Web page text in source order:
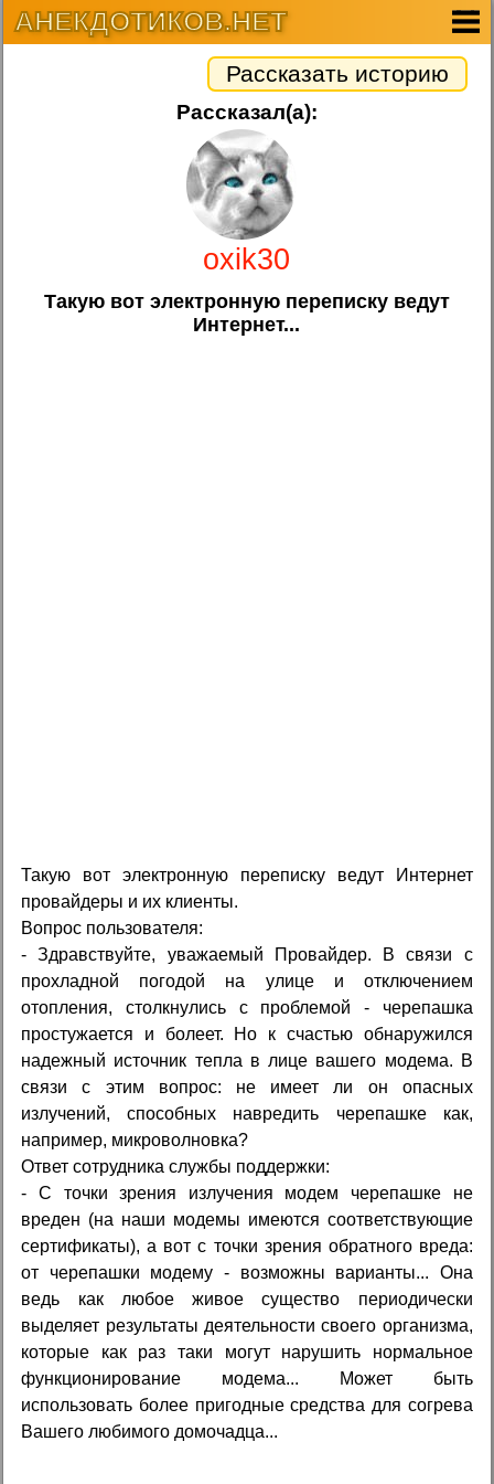
АНЕКДОТИКОВ.НЕТ
Рассказать историю
Рассказал(а):
oxik30
Такую вот электронную переписку ведут
Интернет...
Такую вот электронную переписку ведут Интернет
провайдеры и их клиенты.
Вопрос пользователя:
- Здравствуйте, уважаемый Провайдер. В связи с
прохладной погодой на улице и отключением
отопления, столкнулись с проблемой - черепашка
простужается и болеет. Но к счастью обнаружился
надежный источник тепла в лице вашего модема. В
связи с этим вопрос: не имеет ли он опасных
излучений, способных навредить черепашке как,
например, микроволновка?
Ответ сотрудника службы поддержки:
- С точки зрения излучения модем черепашке не
вреден (на наши модемы имеются соответствующие
сертификаты), а вот с точки зрения обратного вреда:
от черепашки модему - возможны варианты... Она
ведь как любое живое существо периодически
выделяет результаты деятельности своего организма,
которые как раз таки могут нарушить нормальное
функционирование модема... Может быть
использовать более пригодные средства для согрева
Вашего любимого домочадца...